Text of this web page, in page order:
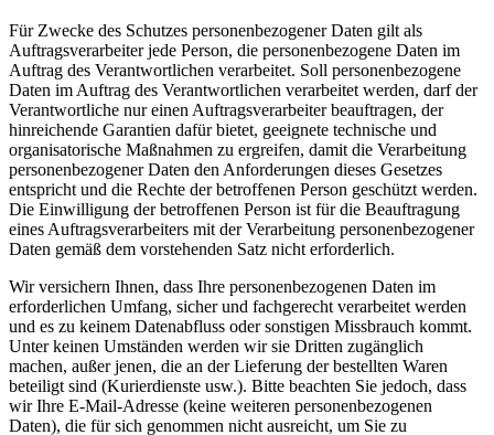
Für Zwecke des Schutzes personenbezogener Daten gilt als
Auftragsverarbeiter jede Person, die personenbezogene Daten im
Auftrag des Verantwortlichen verarbeitet. Soll personenbezogene
Daten im Auftrag des Verantwortlichen verarbeitet werden, darf der
Verantwortliche nur einen Auftragsverarbeiter beauftragen, der
hinreichende Garantien dafür bietet, geeignete technische und
organisatorische Maßnahmen zu ergreifen, damit die Verarbeitung
personenbezogener Daten den Anforderungen dieses Gesetzes
entspricht und die Rechte der betroffenen Person geschützt werden.
Die Einwilligung der betroffenen Person ist für die Beauftragung
eines Auftragsverarbeiters mit der Verarbeitung personenbezogener
Daten gemäß dem vorstehenden Satz nicht erforderlich.
Wir versichern Ihnen, dass Ihre personenbezogenen Daten im
erforderlichen Umfang, sicher und fachgerecht verarbeitet werden
und es zu keinem Datenabfluss oder sonstigen Missbrauch kommt.
Unter keinen Umständen werden wir sie Dritten zugänglich
machen, außer jenen, die an der Lieferung der bestellten Waren
beteiligt sind (Kurierdienste usw.). Bitte beachten Sie jedoch, dass
wir Ihre E-Mail-Adresse (keine weiteren personenbezogenen
Daten), die für sich genommen nicht ausreicht, um Sie zu